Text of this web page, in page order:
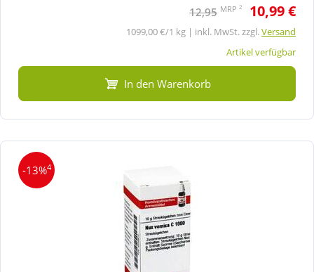
12,95 MRP 2 10,99 €
1099,00 €/1 kg | inkl. MwSt. zzgl.Versand
Artikel verfügbar
In den Warenkorb
-13%4